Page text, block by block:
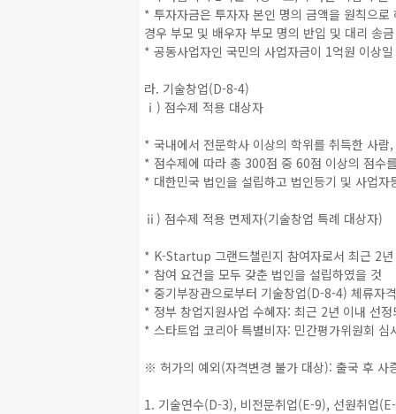
* 투자자금은 투자자 본인 명의 금액을 원칙으
경우 부모 및 배우자 부모 명의 반입 및 대리 송
* 공동사업자인 국민의 사업자금이 1억원 이상
라. 기술창업(D-8-4)
ⅰ) 점수제 적용 대상자
* 국내에서 전문학사 이상의 학위를 취득한 사
* 점수제에 따라 총 300점 중 60점 이상의 점수
* 대한민국 법인을 설립하고 법인등기 및 사업자
ⅱ) 점수제 적용 면제자(기술창업 특례 대상자)
* K-Startup 그랜드챌린지 참여자로서 최근 2년
* 참여 요건을 모두 갖춘 법인을 설립하였을 것
* 중기부장관으로부터 기술창업(D-8-4) 체류자
* 정부 창업지원사업 수혜자: 최근 2년 이내 선
* 스타트업 코리아 특별비자: 민간평가위원회
※ 허가의 예외(자격변경 불가 대상): 출국 후 사
1. 기술연수(D-3), 비전문취업(E-9), 선원취업